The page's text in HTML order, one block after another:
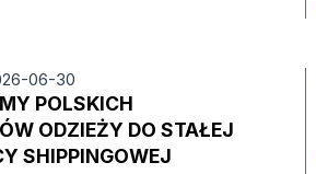
06-30
POLSKICH
ODZIEŻY DO STAŁEJ
SHIPPINGOWEJ